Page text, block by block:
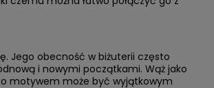
Jego obecność w biżuterii często
i nowymi początkami. Wąż jako
motywem może być wyjątkowym